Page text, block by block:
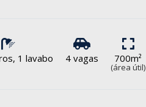
1 lavabo 4 vagas 700m²
(área útil)